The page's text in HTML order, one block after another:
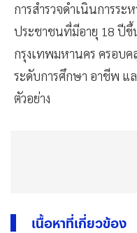
การสำรวจดำเนินการร
ประชาชนที่มีอายุ 18 ปีขึ้
กรุงเทพมหานคร ครอบ
ระดับการศึกษา อาชีพ แ
ตัวอย่าง
เนื้อหาที่เกี่ยวข้อง